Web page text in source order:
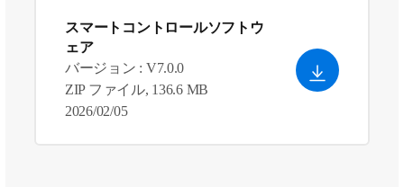
スマートコントロールソフトウ
ェア
バージョン : V7.0.0
ZIP ファイル, 136.6 MB
2026/02/05